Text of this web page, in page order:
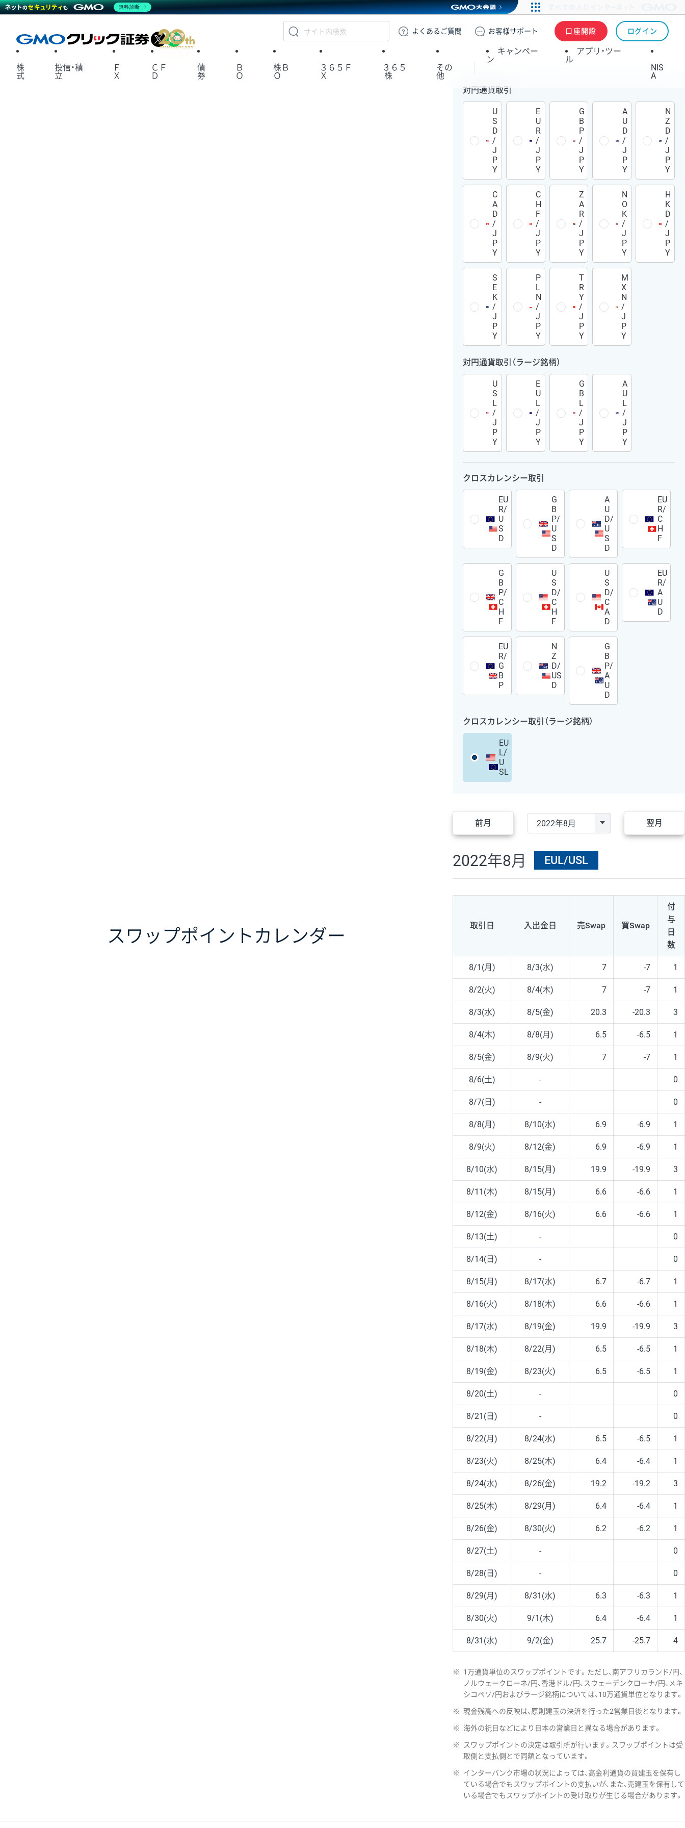
GMOクリック証券
よくある ご質問 お客様サポート 口座開設 ログイン
X
株
式
投信・積
立
Ｆ
Ｘ
ＣＦ
Ｄ
債
券
Ｂ
Ｏ
株Ｂ
Ｏ
３６５Ｆ
Ｘ
３６５
株
その
他
キャンペー
ン
アプリ・ツー
ル
NIS
A
スワップポイント カレンダー
対円通貨取引
U
S
D
/
J
P
Y
E
U
R
/
J
P
Y
G
B
P
/
J
P
Y
A
U
D
/
J
P
Y
N
Z
D
/
J
P
Y
C
A
D
/
J
P
Y
C
H
F
/
J
P
Y
Z
A
R
/
J
P
Y
N
O
K
/
J
P
Y
H
K
D
/
J
P
Y
S
E
K
/
J
P
Y
P
L
N
/
J
P
Y
T
R
Y
/
J
P
Y
M
X
N
/
J
P
Y
対円通貨取引（ラージ銘柄）
U
S
L
/
J
P
Y
E
U
L
/
J
P
Y
G
B
L
/
J
P
Y
A
U
L
/
J
P
Y
クロスカレンシー取引
EU
R/
U
S
D
G
B
P/
U
S
D
A
U
D/
U
S
D
EU
R/
C
H
F
G
B
P/
C
H
F
U
S
D/
C
H
F
U
S
D/
C
A
D
EU
R/
A
U
D
EU
R/
G
B
P
N
Z
D/
US
D
G
B
P/
A
U
D
クロスカレンシー取引（ラージ銘柄）
EU
L/
U
SL
前月 翌月
2022年8月 EUL/USL
取引日 入出金日 売Swap 買Swap
付
与
日
数
8/1(月) 8/3(水) 7 -7 1
8/2(火) 8/4(木) 7 -7 1
8/3(水) 8/5(金) 20.3 -20.3 3
8/4(木) 8/8(月) 6.5 -6.5 1
8/5(金) 8/9(火) 7 -7 1
8/6(土) - 0
8/7(日) - 0
8/8(月) 8/10(水) 6.9 -6.9 1
8/9(火) 8/12(金) 6.9 -6.9 1
8/10(水) 8/15(月) 19.9 -19.9 3
8/11(木) 8/15(月) 6.6 -6.6 1
8/12(金) 8/16(火) 6.6 -6.6 1
8/13(土) - 0
8/14(日) - 0
8/15(月) 8/17(水) 6.7 -6.7 1
8/16(火) 8/18(木) 6.6 -6.6 1
8/17(水) 8/19(金) 19.9 -19.9 3
8/18(木) 8/22(月) 6.5 -6.5 1
8/19(金) 8/23(火) 6.5 -6.5 1
8/20(土) - 0
8/21(日) - 0
8/22(月) 8/24(水) 6.5 -6.5 1
8/23(火) 8/25(木) 6.4 -6.4 1
8/24(水) 8/26(金) 19.2 -19.2 3
8/25(木) 8/29(月) 6.4 -6.4 1
8/26(金) 8/30(火) 6.2 -6.2 1
8/27(土) - 0
8/28(日) - 0
8/29(月) 8/31(水) 6.3 -6.3 1
8/30(火) 9/1(木) 6.4 -6.4 1
8/31(水) 9/2(金) 25.7 -25.7 4
※
1万通貨単位のスワップポイントです。ただし、南アフリカランド/円、
ノルウェークローネ/円、香港ドル/円、スウェーデンクローナ/円、メキ
シコペソ/円およびラージ銘柄については、10万通貨単位となります。
※ 現金残高への反映は、原則建玉の決済を行った2営業日後となります。
※ 海外の祝日などにより日本の営業日と異なる場合があります。
※
スワップポイントの決定は取引所が行います。スワップポイントは受
取側と支払側とで同額となっています。
※
インターバンク市場の状況によっては、高金利通貨の買建玉を保有し
ている場合でもスワップポイントの支払いが、また、売建玉を保有して
いる場合でもスワップポイントの受け取りが生じる場合があります。
無料診断